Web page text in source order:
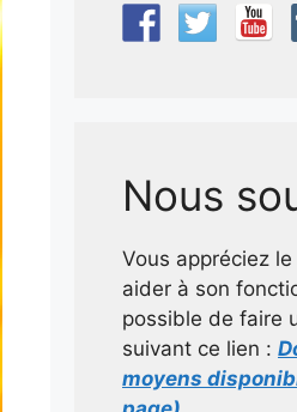
Nous
Vous appréciez
aider à son
possible de faire
suivant ce lien :
moyens